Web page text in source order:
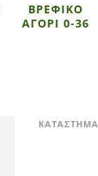
ΒΡΕΦΙΚΟ
ΑΓΟΡΙ 0-36
ΚΑΤΑΣΤΗΜΑ